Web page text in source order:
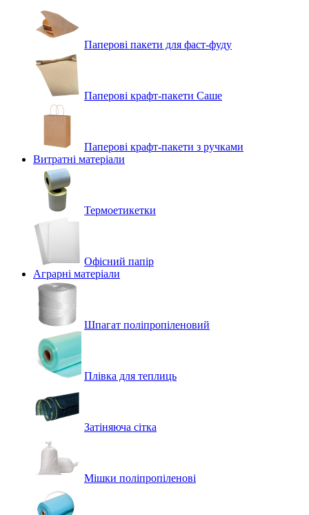
Паперові пакети для фаст-фуду
Паперові крафт-пакети Саше
Паперові крафт-пакети з ручками
Витратні матеріали
Термоетикетки
Офісний папір
Аграрні матеріали
Шпагат поліпропіленовий
Плівка для теплиць
Затіняюча сітка
Мішки поліпропіленові